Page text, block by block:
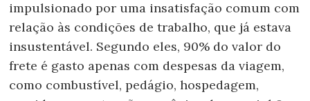
impulsionado por uma insatisfação comum com
relação às condições de trabalho, que já estava
insustentável. Segundo eles, 90% do valor do
frete é gasto apenas com despesas da viagem,
como combustível, pedágio, hospedagem,